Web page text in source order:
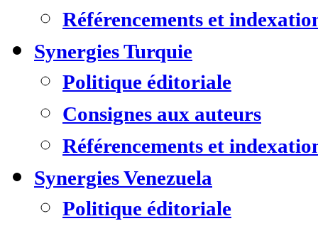
Référencements et
Synergies Turquie
Politique éditoriale
Consignes aux auteurs
Référencements et
Synergies Venezuela
Politique éditoriale